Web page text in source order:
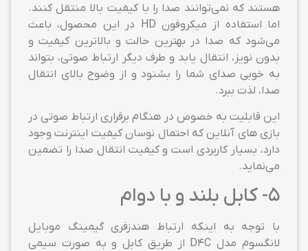
هستند که نمی‌توانند صدا را با کیفیت بالا منتقل کنند.
اما استفاده از میکروفون HD در این محصول، باعث
می‌شود که صدا در بهترین حالت و بالاترین کیفیت و
بدون نویز، انتقال یابد و طرف دیگر ارتباط صوتی، بتواند
به خوبی صدای شما را بشنود و از وضوح بالای انتقال
صدا، لذت ببرد.
این قابلیت به خصوص در هنگام برقراری ارتباط صوتی در
بازی های آنلاین که احتمال نوسان کیفیت اینترنت وجود
دارد، بسیار کاربردی است و کیفیت انتقال صدا را تضمین
می‌نماید.
5- کابل بلند و با دوام
با توجه به اینکه ارتباط هندزفری گیمینگ موبایل
لانگسوم مدل D4C از طریق کابل و به صورت سیمی